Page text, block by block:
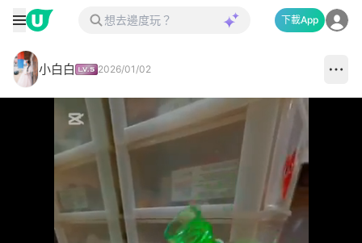
下載App
小白白 2026/01/02